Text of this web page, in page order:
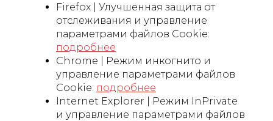
Firefox | Улучшенная защита от
отслеживания и управление
параметрами файлов Cookie:
подробнее
Chrome | Режим инкогнито и
управление параметрами файлов
Cookie: подробнее
Internet Explorer | Режим InPrivate
и управление параметрами файлов